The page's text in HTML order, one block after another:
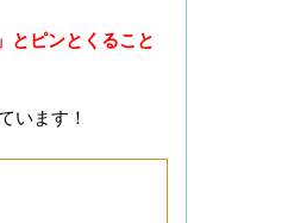
とピンとくること
います！